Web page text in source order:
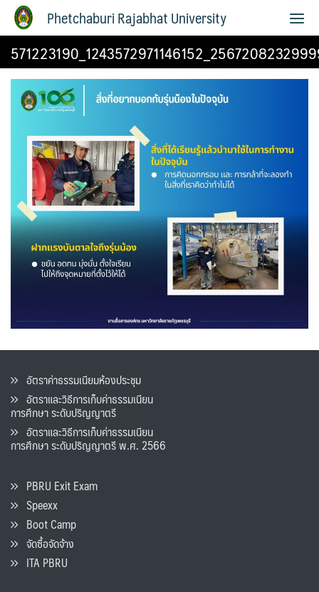
Phetchaburi Rajabhat University
อัตราค่าธรรมเนียมห้องประชุม
อัตราและวิธีการเก็บค่าธรรมเนียน
การศึกษา ระดับปริญญาตรี
อัตราและวิธีการเก็บค่าธรรมเนียน
การศึกษา ระดับปริญญาตรี พ.ศ. 2566
PBRU Exit Exam
Speexx
Boot Camp
จัดซื้อจัดจ้าง
ITA PBRU